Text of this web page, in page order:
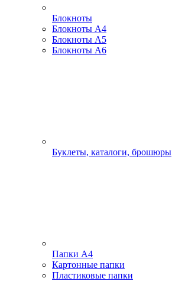
Блокноты
Блокноты А4
Блокноты А5
Блокноты А6
Буклеты, каталоги, брошюры
Папки А4
Картонные папки
Пластиковые папки